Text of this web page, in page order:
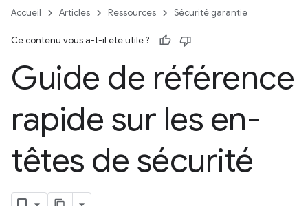
Accueil Articles Ressources Sécurité garantie
Ce contenu vous a-t-il été utile ?
Guide de référence
rapide sur les en-
têtes de sécurité